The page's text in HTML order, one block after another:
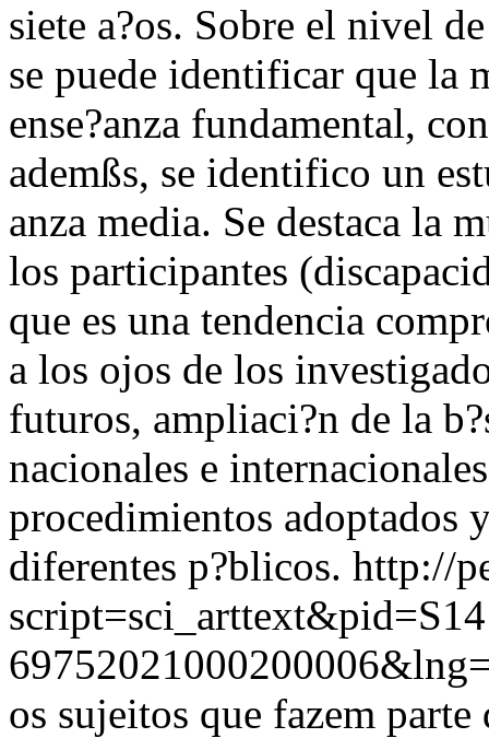
siete a?os. Sobre el nivel
se puede identificar que la
ense?anza fundamental,
ademßs, se identifico un
anza media. Se destaca la
los participantes
que es una tendencia
a los ojos de los
futuros, ampliaci?n de la
nacionales e
procedimientos adoptados
diferentes p?blicos. http://
os sujeitos que fazem